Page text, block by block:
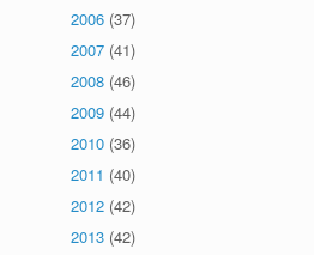
2006 (37)
2007 (41)
2008 (46)
2009 (44)
2010 (36)
2011 (40)
2012 (42)
2013 (42)